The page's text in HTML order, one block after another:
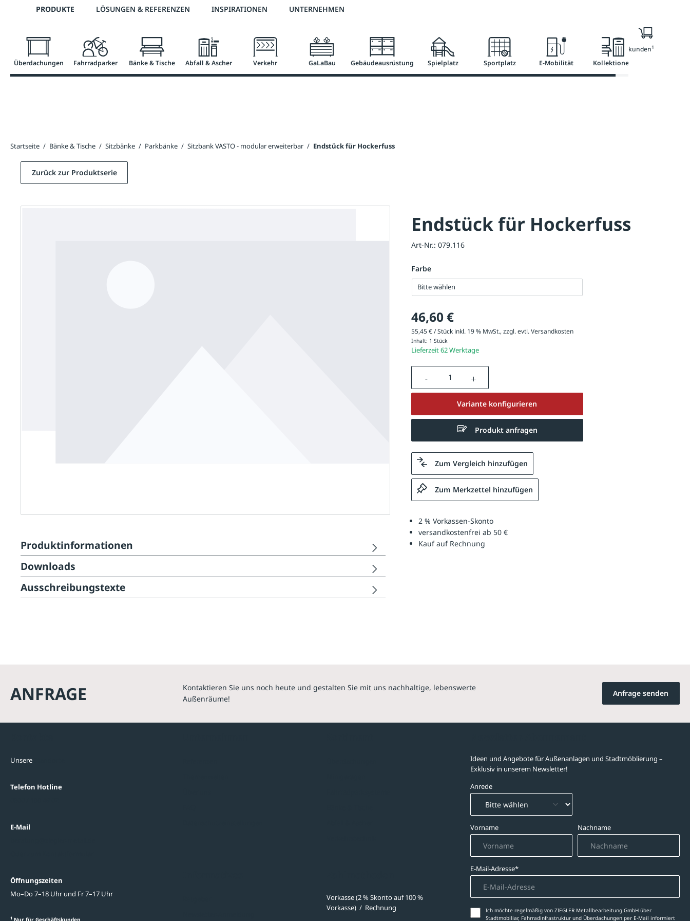
Zur Hauptnavigation springen
Telefon: 0800 / 100 49 02 2 % Vorkassen-Skonto versandkostenfrei ab 50 €
PRODUKTE LÖSUNGEN & REFERENZEN INSPIRATIONEN UNTERNEHMEN
Überdachungen Fahrradparker Bänke & Tische Abfall & Ascher Verkehr GaLaBau Gebäudeausrüstung Spielplatz Sportplatz E-Mobilität Kollektionen
Nur für Geschäftskunden1
Startseite / Bänke & Tische / Sitzbänke / Parkbänke / Sitzbank VASTO - modular erweiterbar / Endstück für Hockerfuss
Endstück für Hockerfuss
Art-Nr.: 079.116
Farbe
Bitte wählen
46,60 €
55,45 € / Stück inkl. 19 % MwSt., zzgl. evtl.Versandkosten
Inhalt: 1 Stück
Lieferzeit 62 Werktage
Produkt Anzahl: Gib den gewünschten Wert ein oder
Variante konfigurieren
Produkt anfragen
Zum Vergleich hinzufügen
Zum Merkzettel hinzufügen
2 % Vorkassen-Skonto
versandkostenfrei ab 50 €
Kauf auf Rechnung
Zurück zur Produktserie
Produktinformationen
Downloads
Ausschreibungstexte
ANFRAGE
Kontaktieren Sie uns noch heute und gestalten Sie mit uns nachhaltige, lebenswerte
Außenräume!
Anfrage senden
Unsere
Telefon Hotline
E-Mail
Öffnungszeiten
Mo–Do 7–18 Uhr und Fr 7–17 Uhr
1 Nur für Geschäftskunden
Vorkasse (2 % Skonto auf 100 %
Vorkasse) / Rechnung
Ideen und Angebote für Außenanlagen und Stadtmöblierung –
Exklusiv in unserem Newsletter!
Anrede
Vorname Nachname
E-Mail-Adresse*
Ich möchte regelmäßig von ZIEGLER Metallbearbeitung GmbH über
Stadtmobiliar, Fahrradinfrastruktur und Überdachungen per E-Mail informiert